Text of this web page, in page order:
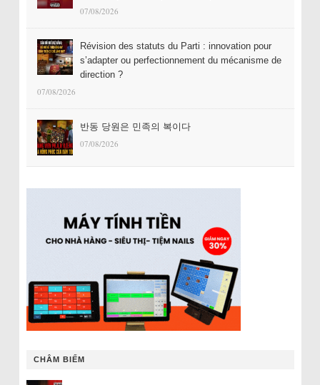
07/08/2026
Révision des statuts du Parti : innovation pour
s’adapter ou perfectionnement du mécanisme de
direction ?
07/08/2026
반동 당원은 민족의 복이다
07/08/2026
CHÂM BIẾM